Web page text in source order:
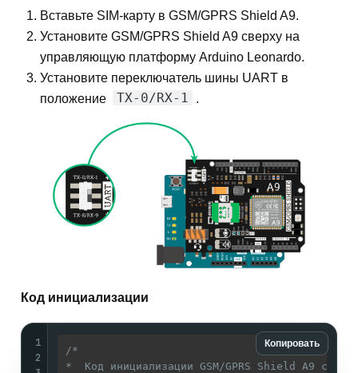
Вставьте SIM-карту в GSM/GPRS Shield A9.
Установите GSM/GPRS Shield A9 сверху на
управляющую платформу Arduino Leonardo.
Установите переключатель шины UART в
положение
TX-0/RX-1 .
Код инициализации
Копировать
1
2
/*
*  Код инициализации GSM/GPRS Shield A9 с